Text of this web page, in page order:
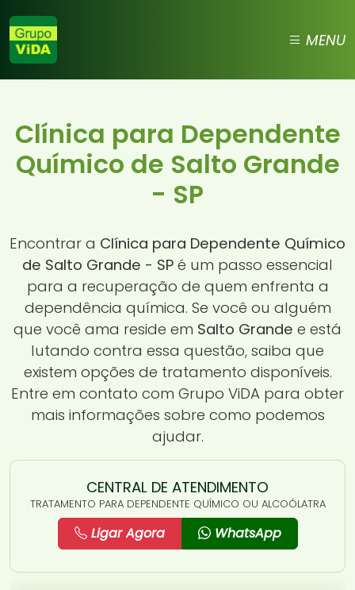
MENU
Clínica para Dependente
Químico de Salto Grande
- SP
Encontrar a Clínica para Dependente Químico
de Salto Grande - SP é um passo essencial
para a recuperação de quem enfrenta a
dependência química. Se você ou alguém
que você ama reside em Salto Grande e está
lutando contra essa questão, saiba que
existem opções de tratamento disponíveis.
Entre em contato com Grupo ViDA para obter
mais informações sobre como podemos
ajudar.
CENTRAL DE ATENDIMENTO
TRATAMENTO PARA DEPENDENTE QUÍMICO OU ALCOÓLATRA
Ligar Agora WhatsApp